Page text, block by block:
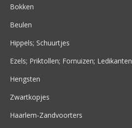
Bokken
Beulen
Hippels; Schuurtjes
Ezels; Priktollen; Fornuizen; Ledikanten
Hengsten
Zwartkopjes
Haarlem-Zandvoorters